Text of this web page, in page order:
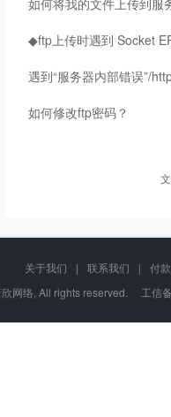
如何将我的文件上传到服
◆ftp上传时遇到 Socket
遇到“服务器内部错误”/
如何修改ftp密码？
关于我们 | 联系我们 |
付
网络, All rights reserved. 工信